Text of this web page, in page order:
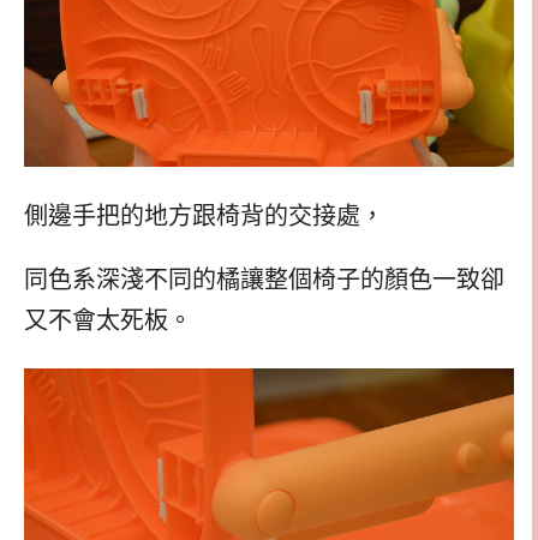
側邊手把的地方跟椅背的交接處，
同色系深淺不同的橘讓整個椅子的顏色一致卻
又不會太死板。